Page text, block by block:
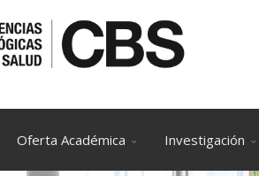
Oferta Académica Investigación